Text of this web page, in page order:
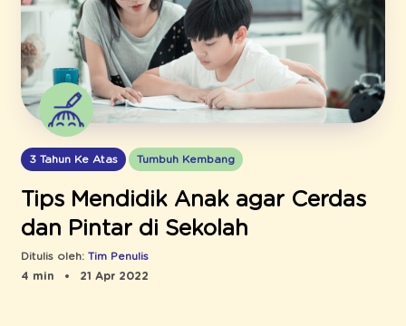
3 Tahun Ke Atas Tumbuh Kembang
Tips Mendidik Anak agar Cerdas
dan Pintar di Sekolah
Ditulis oleh: Tim Penulis
4 min
21 Apr 2022